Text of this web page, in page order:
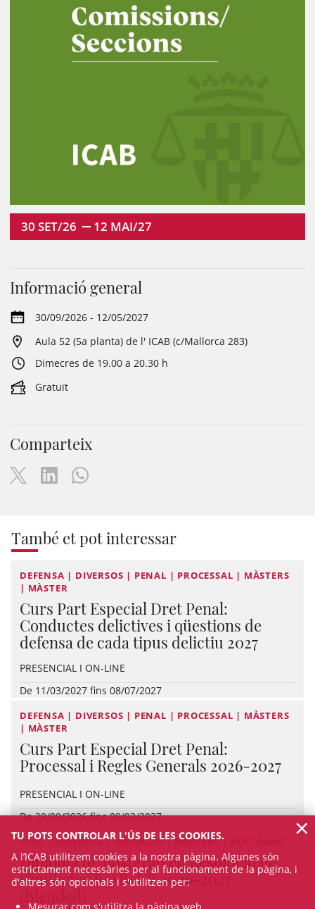
30 SET/26 12 MAI/27
Informació general
30/09/2026 - 12/05/2027
Aula 52 (5a planta) de l' ICAB (c/Mallorca 283)
Dimecres de 19.00 a 20.30 h
Gratuït
Comparteix
També et pot interessar
DEFENSA | DIVERSOS | PENAL | PROCESSAL | MÀSTERS
| MÀSTER
Curs Part Especial Dret Penal:
Conductes delictives i qüestions de
defensa de cada tipus delictiu 2027
PRESENCIAL I ON-LINE
De 11/03/2027 fins 08/07/2027
DEFENSA | DIVERSOS | PENAL | PROCESSAL | MÀSTERS
| MÀSTER
Curs Part Especial Dret Penal:
Processal i Regles Generals 2026-2027
PRESENCIAL I ON-LINE
De 29/09/2026 fins 09/03/2027
CIVIL | DIVERSOS | MEDIACIÓ | MÀSTERS | POSTGRAU
Diploma de Postgrau en Resolució de
Conflictes ICAB-UB 2026-2027
TU POTS CONTROLAR L'ÚS DE LES COOKIES.
A l’ICAB utilitzem cookies a la nostra pàgina. Algunes són
estrictament necessàries per al funcionament de la pàgina, i
d'altres són opcionals i s'utilitzen per:
×